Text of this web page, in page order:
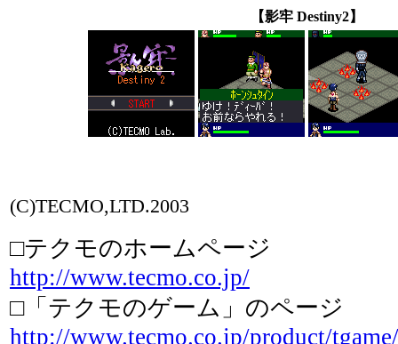
【影牢 Destiny2】
(C)TECMO,LTD.2003
□テクモのホームページ
http://www.tecmo.co.jp/
□「テクモのゲーム」のページ
http://www.tecmo.co.jp/product/